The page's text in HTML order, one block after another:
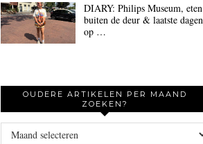
DIARY: Philips Museum, eten
buiten de deur & laatste dagen
op …
OUDERE ARTIKELEN PER MAAND
ZOEKEN?
Oudere